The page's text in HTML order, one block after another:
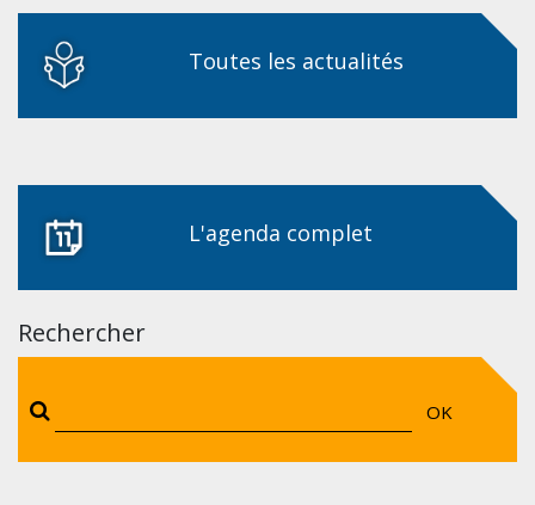
Toutes les actualités
L'agenda complet
Rechercher
OK